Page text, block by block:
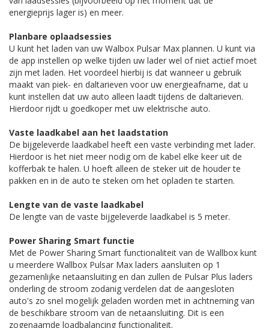
energieprijs lager is) en meer.
Planbare oplaadsessies
U kunt het laden van uw Walbox Pulsar Max plannen. U kunt via
de app instellen op welke tijden uw lader wel of niet actief moet
zijn met laden. Het voordeel hierbij is dat wanneer u gebruik
maakt van piek- en daltarieven voor uw energieafname, dat u
kunt instellen dat uw auto alleen laadt tijdens de daltarieven.
Hierdoor rijdt u goedkoper met uw elektrische auto.
Vaste laadkabel aan het laadstation
De bijgeleverde laadkabel heeft een vaste verbinding met lader.
Hierdoor is het niet meer nodig om de kabel elke keer uit de
kofferbak te halen. U hoeft alleen de steker uit de houder te
pakken en in de auto te steken om het opladen te starten.
Lengte van de vaste laadkabel
De lengte van de vaste bijgeleverde laadkabel is 5 meter.
Power Sharing Smart functie
Met de Power Sharing Smart functionaliteit van de Wallbox kunt
u meerdere Wallbox Pulsar Max laders aansluiten op 1
gezamenlijke netaansluiting en dan zullen de Pulsar Plus laders
onderling de stroom zodanig verdelen dat de aangesloten
auto's zo snel mogelijk geladen worden met in achtneming van
de beschikbare stroom van de netaansluiting. Dit is een
zogenaamde loadbalancing functionaliteit.